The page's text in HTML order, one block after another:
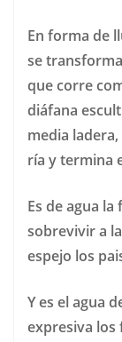
En forma de
se
que corre
diáfana
media
ría y termina
Es de agua
sobrevivir a
espejo los
Y es el agua
expresiva los